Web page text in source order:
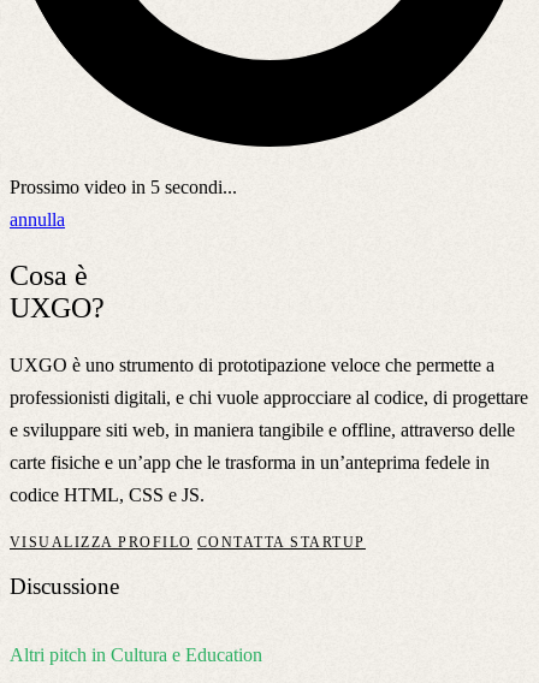
Prossimo video in 5 secondi...
annulla
Cosa è
UXGO?
UXGO è uno strumento di prototipazione veloce che permette a
professionisti digitali, e chi vuole approcciare al codice, di progettare
e sviluppare siti web, in maniera tangibile e offline, attraverso delle
carte fisiche e un’app che le trasforma in un’anteprima fedele in
codice HTML, CSS e JS.
VISUALIZZA PROFILO CONTATTA STARTUP
Discussione
Altri pitch in Cultura e Education